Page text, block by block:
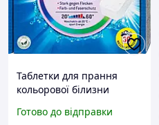
Таблетки для прання
кольорової білизни
Aktiv Cubes, 30 шт.
Готово до відправки